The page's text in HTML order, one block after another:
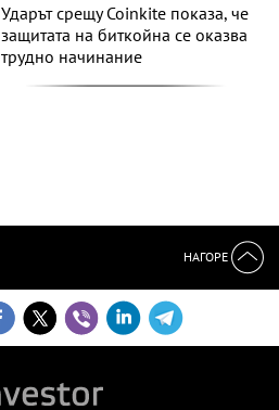
Ударът срещу Coinkite показа, че
защитата на биткойна се оказва
трудно начинание
НАГОРЕ